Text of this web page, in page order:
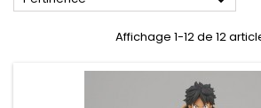
Affichage 1-12 de 12